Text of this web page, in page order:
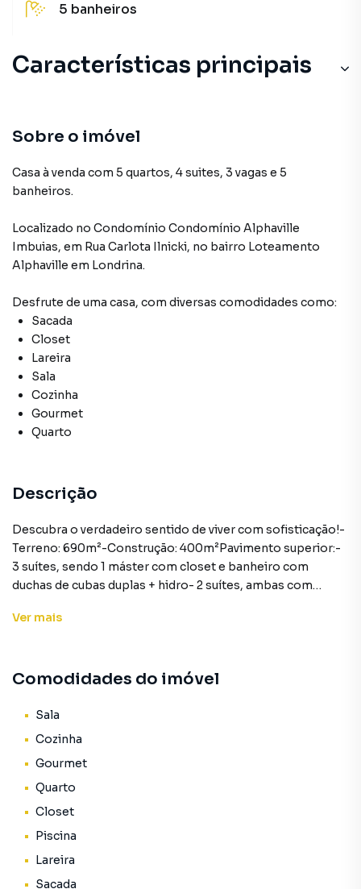
5 banheiros
Características principais
Sobre o imóvel
Casa à venda com 5 quartos, 4 suites, 3 vagas e 5
banheiros.
Localizado no Condomínio Condomínio Alphaville
Imbuias, em Rua Carlota Ilnicki, no bairro Loteamento
Alphaville em Londrina.
Desfrute de uma casa, com diversas comodidades como:
Sacada
Closet
Lareira
Sala
Cozinha
Gourmet
Quarto
Descrição
Descubra o verdadeiro sentido de viver com sofisticação!-
Terreno: 690m²-Construção: 400m²Pavimento superior:-
3 suítes, sendo 1 máster com closet e banheiro com
duchas de cubas duplas + hidro- 2 suítes, ambas com
modificado para suíte)Pavimento térreo- Sala com 2
office ou brinquedoteca) com acesso à piscina- Cozinha
Lavanderia- Piscina de 38m²- Paisagismo-Valor: R$
5.250.000O seu novo imóvel é um símbolo de sucesso!!!
Ver mais
Comodidades do imóvel
Sala
Cozinha
Gourmet
Quarto
Closet
Piscina
Lareira
Sacada